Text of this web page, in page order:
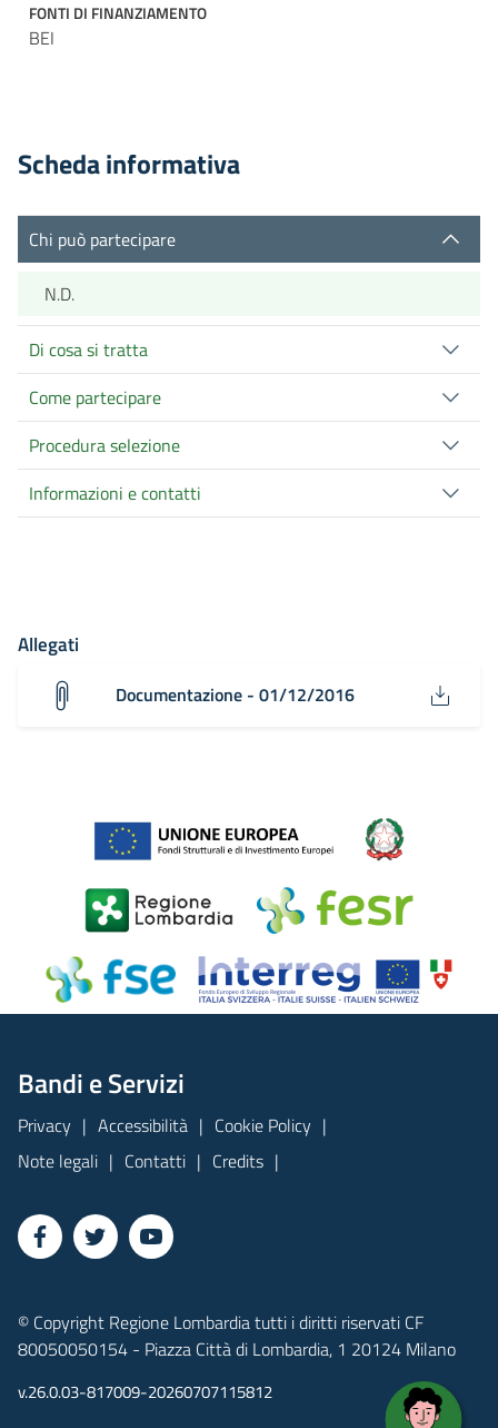
FONTI DI FINANZIAMENTO
BEI
Scheda informativa
Chi può partecipare
N.D.
Di cosa si tratta
Come partecipare
Procedura selezione
Informazioni e contatti
Allegati
Documentazione - 01/12/2016
Bandi e Servizi
Privacy Accessibilità
Cookie Policy
Note legali
Contatti Credits
© Copyright Regione Lombardia tutti i diritti riservati CF
80050050154 - Piazza Città di Lombardia, 1 20124 Milano
v.26.0.03-817009-20260707115812